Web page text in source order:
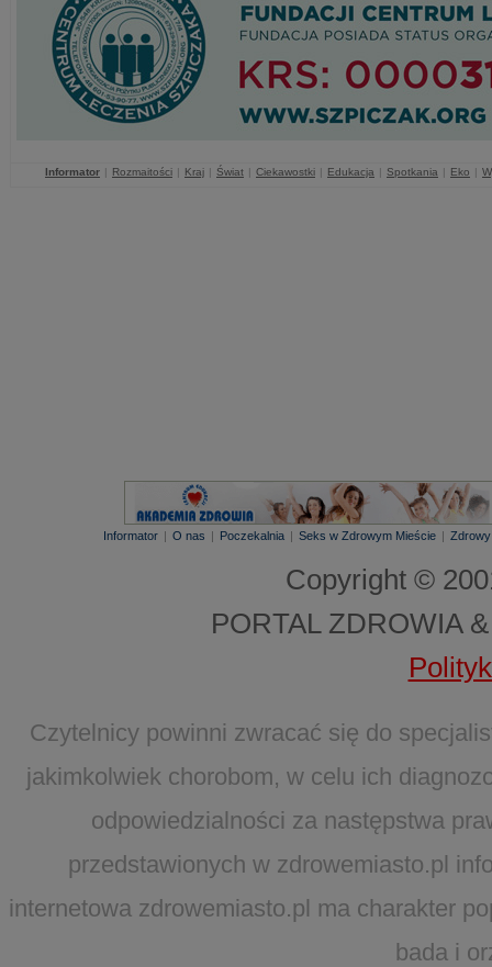
Informator | Rozmaitości | Kraj | Świat | Ciekawostki | Edukacja | Spotkania | Eko |
Informator | O nas | Poczekalnia | Seks w Zdrowym Mieście |
Copyright ©
PORTAL ZDROWIA
Czytelnicy powinni zwracać się do
jakimkolwiek chorobom, w celu ich
odpowiedzialności za następstwa
przedstawionych w zdrowemiasto.pl
internetowa zdrowemiasto.pl ma charakter
bada i